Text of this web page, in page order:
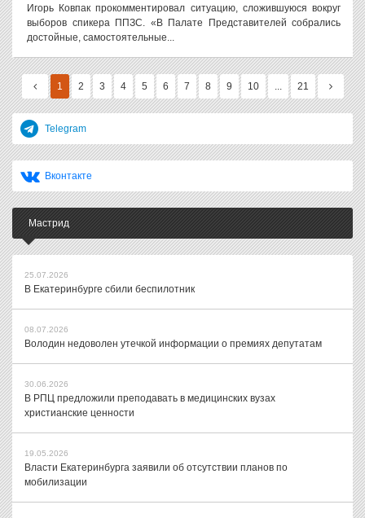
Игорь Ковпак прокомментировал ситуацию, сложившуюся вокруг
выборов спикера ППЗС. «В Палате Представителей собрались
достойные, самостоятельные...
1 2 3 4 5 6 7 8 9 10 ... 21
Telegram
Вконтакте
Мастрид
25.07.2026
В Екатеринбурге сбили беспилотник
08.07.2026
Володин недоволен утечкой информации о премиях депутатам
30.06.2026
В РПЦ предложили преподавать в медицинских вузах
христианские ценности
19.05.2026
Власти Екатеринбурга заявили об отсутствии планов по
мобилизации